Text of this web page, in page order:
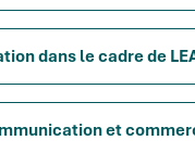
dans le cadre de
et